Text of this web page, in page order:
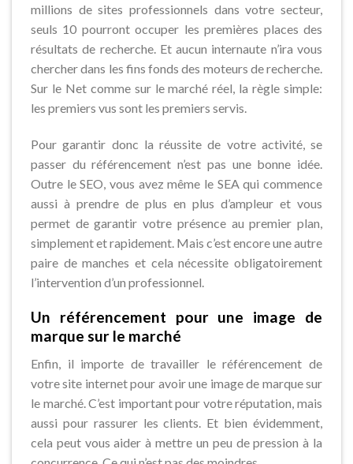
millions de sites professionnels dans votre secteur,
seuls 10 pourront occuper les premières places des
résultats de recherche. Et aucun internaute n’ira vous
chercher dans les fins fonds des moteurs de recherche.
Sur le Net comme sur le marché réel, la règle simple:
les premiers vus sont les premiers servis.
Pour garantir donc la réussite de votre activité, se
passer du référencement n’est pas une bonne idée.
Outre le SEO, vous avez même le SEA qui commence
aussi à prendre de plus en plus d’ampleur et vous
permet de garantir votre présence au premier plan,
simplement et rapidement. Mais c’est encore une autre
paire de manches et cela nécessite obligatoirement
l’intervention d’un professionnel.
Un référencement pour une image de
marque sur le marché
Enfin, il importe de travailler le référencement de
votre site internet pour avoir une image de marque sur
le marché. C’est important pour votre réputation, mais
aussi pour rassurer les clients. Et bien évidemment,
cela peut vous aider à mettre un peu de pression à la